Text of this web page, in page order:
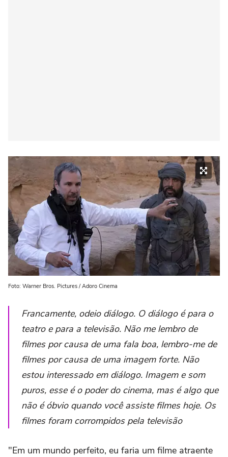
Foto: Warner Bros. Pictures / Adoro Cinema
Francamente, odeio diálogo. O diálogo é para o
teatro e para a televisão. Não me lembro de
filmes por causa de uma fala boa, lembro-me de
filmes por causa de uma imagem forte. Não
estou interessado em diálogo. Imagem e som
puros, esse é o poder do cinema, mas é algo que
não é óbvio quando você assiste filmes hoje. Os
filmes foram corrompidos pela televisão
"Em um mundo perfeito, eu faria um filme atraente